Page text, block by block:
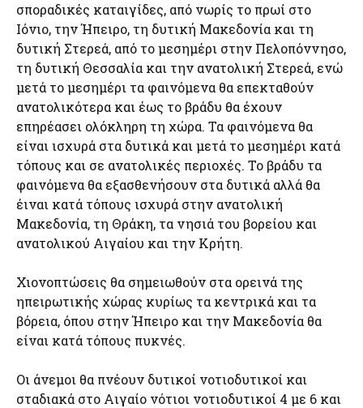
σποραδικές καταιγίδες, από νωρίς το πρωί στο
Ιόνιο, την Ήπειρο, τη δυτική Μακεδονία και τη
δυτική Στερεά, από το μεσημέρι στην Πελοπόννησο,
τη δυτική Θεσσαλία και την ανατολική Στερεά, ενώ
μετά το μεσημέρι τα φαινόμενα θα επεκταθούν
ανατολικότερα και έως το βράδυ θα έχουν
επηρέασει ολόκληρη τη χώρα. Τα φαινόμενα θα
είναι ισχυρά στα δυτικά και μετά το μεσημέρι κατά
τόπους και σε ανατολικές περιοχές. Το βράδυ τα
φαινόμενα θα εξασθενήσουν στα δυτικά αλλά θα
έιναι κατά τόπους ισχυρά στην ανατολική
Μακεδονία, τη Θράκη, τα νησιά του βορείου και
ανατολικού Αιγαίου και την Κρήτη.
Χιονοπτώσεις θα σημειωθούν στα ορεινά της
ηπειρωτικής χώρας κυρίως τα κεντρικά και τα
βόρεια, όπου στην Ήπειρο και την Μακεδονία θα
είναι κατά τόπους πυκνές.
Οι άνεμοι θα πνέουν δυτικοί νοτιοδυτικοί και
σταδιακά στο Αιγαίο νότιοι νοτιοδυτικοί 4 με 6 και